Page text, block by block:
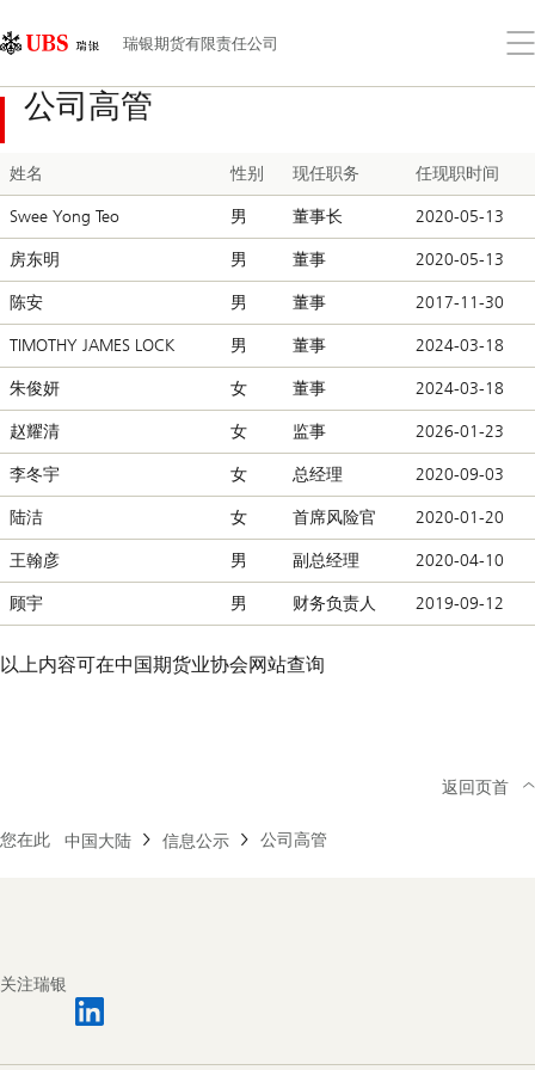
Links
Area
瑞银期货有限责任公司
打
菜
公司高管
姓名 性别 现任职务 任现职时间
Swee Yong Teo 男 董事长 2020-05-13
房东明 男 董事 2020-05-13
陈安 男 董事 2017-11-30
TIMOTHY JAMES LOCK 男 董事 2024-03-18
朱俊妍 女 董事 2024-03-18
赵耀清 女 监事 2026-01-23
李冬宇 女 总经理 2020-09-03
陆洁 女 首席风险官 2020-01-20
王翰彦 男 副总经理 2020-04-10
顾宇 男 财务负责人 2019-09-12
以上内容可在中国期货业协会网站查询
您在此 中国大陆 信息公示 公司高管
返回页首
关注瑞银